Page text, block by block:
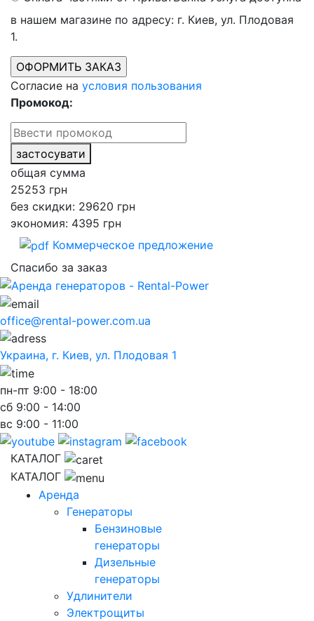
в нашем магазине по адресу: г. Киев, ул. Плодовая
1.
Согласие на условия пользования
Промокод:
застосувати
общая сумма
25253 грн
без скидки: 29620 грн
экономия: 4395 грн
Коммерческое предложение
Спасибо за заказ
office@rental-power.com.ua
Украина, г. Киев, ул. Плодовая 1
пн-пт 9:00 - 18:00
сб 9:00 - 14:00
вс 9:00 - 11:00
КАТАЛОГ
КАТАЛОГ
Аренда
Генераторы
Бензиновые
генераторы
Дизельные
генераторы
Удлинители
Электрощиты